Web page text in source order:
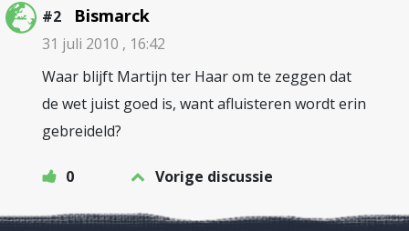
#2 Bismarck
31 juli 2010 , 16:42
Waar blijft Martijn ter Haar om te zeggen dat
de wet juist goed is, want afluisteren wordt erin
gebreideld?
0 Vorige discussie